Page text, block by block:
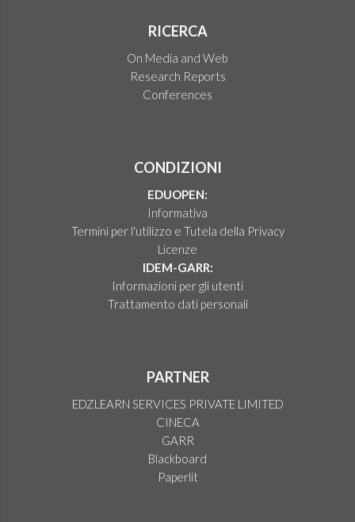
RICERCA
On Media and Web
Research Reports
Conferences
CONDIZIONI
EDUOPEN:
Informativa
Termini per l'utilizzo e Tutela della Privacy
Licenze
IDEM-GARR:
Informazioni per gli utenti
Trattamento dati personali
PARTNER
EDZLEARN SERVICES PRIVATE LIMITED
CINECA
GARR
Blackboard
Paperlit